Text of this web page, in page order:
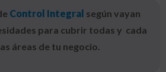
Control Integral según vayan
para cubrir todas y cada
áreas de tu negocio.